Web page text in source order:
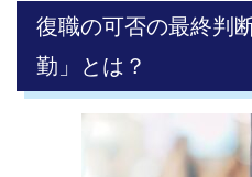
復職の可否の最終判
勤」とは？